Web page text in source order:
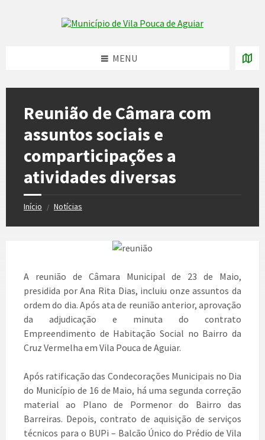
Skip to content
MENU
Reunião de Câmara com
assuntos sociais e
comparticipações a
atividades diversas
Início / Notícias
A reunião de Câmara Municipal de 23 de Maio,
presidida por Ana Rita Dias, incluiu onze assuntos da
ordem do dia. Após ata de reunião anterior, aprovação
da adjudicação e minuta do contrato
Empreendimento de Habitação Social no Bairro da
Cruz Vermelha em Vila Pouca de Aguiar.
Após ratificação das Condecorações Municipais no Dia
do Município de 16 de Maio, há uma segunda correção
material ao Plano de Pormenor do Bairro das
Barreiras. Depois, contrato de aquisição de serviços
técnicos para o BUPi – Balcão Único do Prédio de Vila